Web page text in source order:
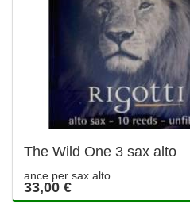
The Wild One 3 sax alto
ance per sax alto
33,00 €